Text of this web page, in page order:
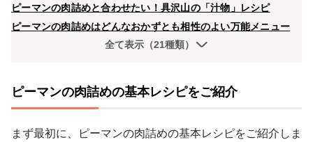
ピーマンの肉詰めと合わせたい！具沢山の「汁物」レシピ
ピーマンの肉詰めはどんなおかずとも相性のよい万能メニュー
全て表示（21種類）
ピーマンの肉詰めの基本レシピをご紹介
まず最初に、ピーマンの肉詰めの基本レシピをご紹介しま